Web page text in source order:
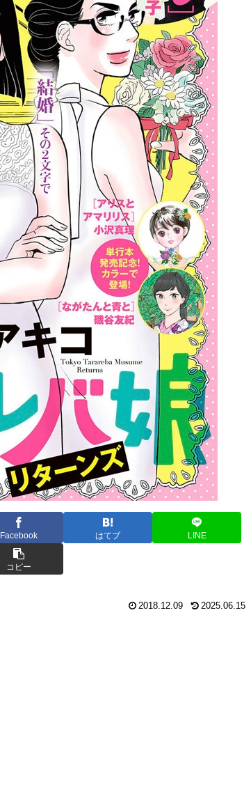
Facebook はてブ LINE
コピー
2018.12.09 2025.06.15